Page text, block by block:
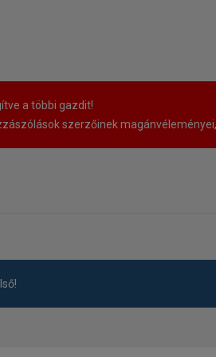
a többi gazdit!
szerzőinek